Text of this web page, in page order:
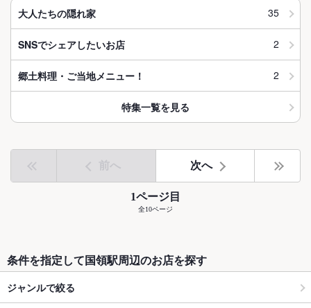
大人たちの隠れ家 35
SNSでシェアしたいお店 2
郷土料理・ご当地メニュー！ 2
特集一覧を見る
前へ 次へ
1ページ目
全10ページ
条件を指定して国領駅周辺のお店を探す
ジャンルで絞る